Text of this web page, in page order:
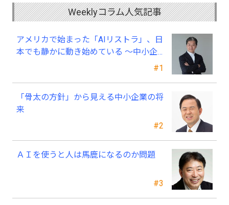
Weeklyコラム人気記事
#1
アメリカで始まった「AIリストラ」、日
本でも静かに動き始めている ～中小企
業経営者が今、見直すべき採用・業務・
#2
「骨太の方針」から見える中小企業の将
来
#3
ＡＩを使うと人は馬鹿になるのか問題